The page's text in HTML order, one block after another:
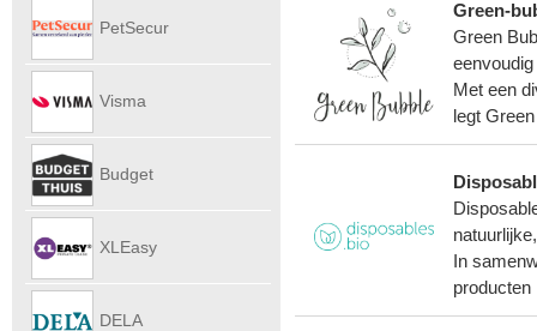
Green-
Green
Met een
legt
In
producten
PetSecur
Visma
Budget
XLEasy
DELA